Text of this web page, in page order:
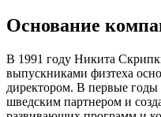
Основание
В 1991 году Никита
выпускниками физтеха
директором. В первые годы
шведским партнером и